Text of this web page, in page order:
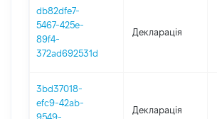
db82dfe7-
5467-425e-
89f4-
372ad692531d
Декларація
3bd37018-
efc9-42ab-
9549-
Декларація